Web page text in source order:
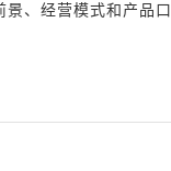
、经营模式和产